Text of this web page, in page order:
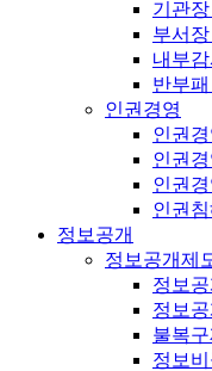
기관장
부서장
내부
반부
인권경영
인권
인권
인권
인권
정보공개
정보공개제
정보
정보
불복
정보